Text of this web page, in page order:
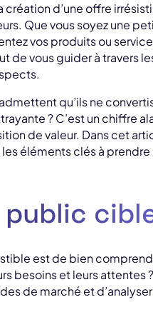
création d’une offre
Que vous soyez une
vos produits ou
de vous guider à travers
qu’ils ne
? C’est un chiffre
de valeur. Dans cet
éléments clés à
public
est de bien
besoins et leurs attentes
de marché et